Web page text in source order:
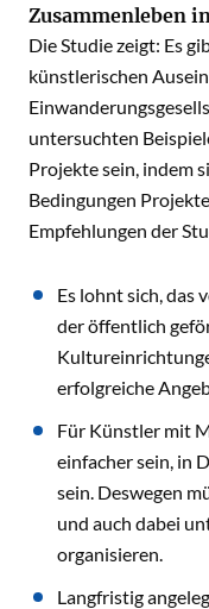
Zusammenleben
Die Studie zeigt: Es
künstlerischen
untersuchten
Projekte sein, indem
Bedingungen
Empfehlungen der
Es lohnt sich,
der öffentlich
erfolgreiche
Für Künstler mit
einfacher sein, in
sein. Deswegen
und auch dabei
organisieren.
Langfristig